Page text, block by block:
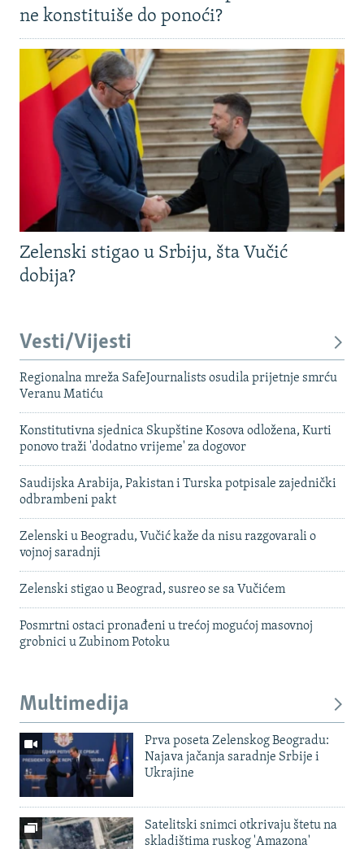
ne konstituiše do ponoći?
Zelenski stigao u Srbiju, šta Vučić
dobija?
Vesti/Vijesti
Regionalna mreža SafeJournalists osudila prijetnje smrću
Veranu Matiću
Konstitutivna sjednica Skupštine Kosova odložena, Kurti
ponovo traži 'dodatno vrijeme' za dogovor
Saudijska Arabija, Pakistan i Turska potpisale zajednički
odbrambeni pakt
Zelenski u Beogradu, Vučić kaže da nisu razgovarali o
vojnoj saradnji
Zelenski stigao u Beograd, susreo se sa Vučićem
Posmrtni ostaci pronađeni u trećoj mogućoj masovnoj
grobnici u Zubinom Potoku
Multimedija
Prva poseta Zelenskog Beogradu:
Najava jačanja saradnje Srbije i
Ukrajine
Satelitski snimci otkrivaju štetu na
skladištima ruskog 'Amazona'